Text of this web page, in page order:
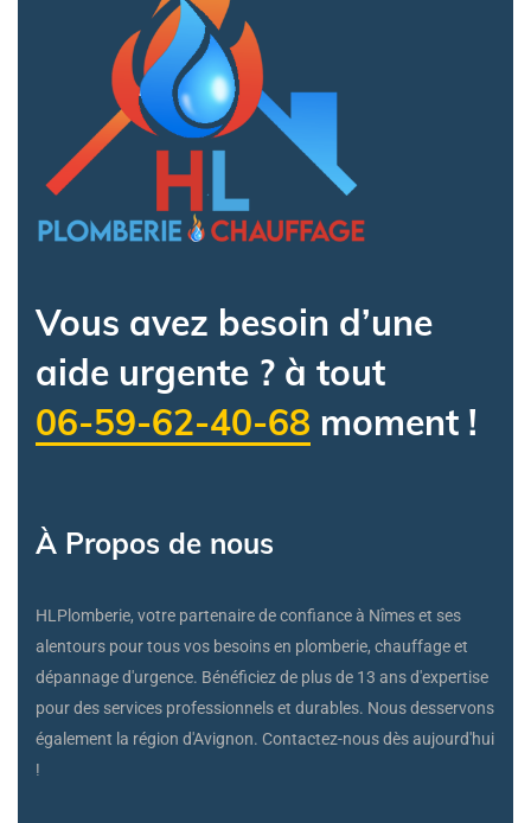
Vous avez besoin d’une
aide urgente ? à tout
06-59-62-40-68 moment !
À Propos de nous
HLPlomberie, votre partenaire de confiance à Nîmes et ses
alentours pour tous vos besoins en plomberie, chauffage et
dépannage d'urgence. Bénéficiez de plus de 13 ans d'expertise
pour des services professionnels et durables. Nous desservons
également la région d'Avignon. Contactez-nous dès aujourd'hui
!